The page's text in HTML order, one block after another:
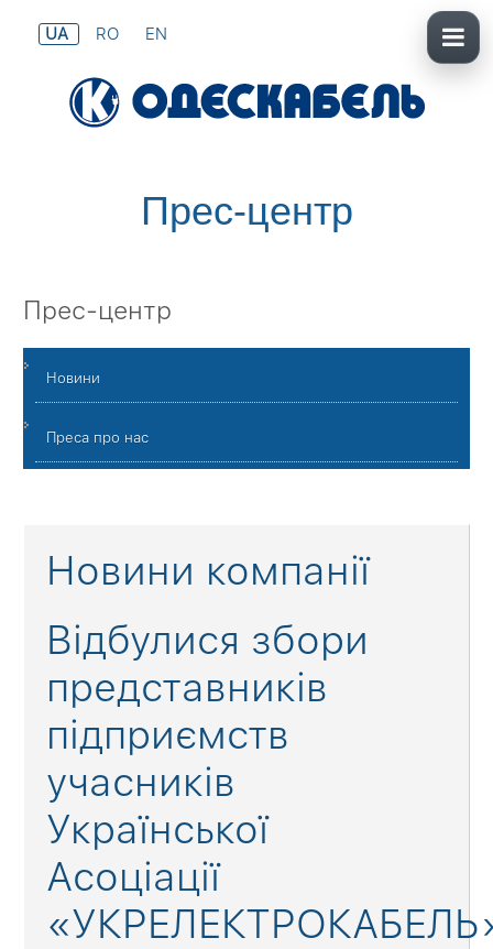
UA RO EN
Прес-центр
Прес-центр
Новини
Преса про нас
Новини компанії
Відбулися збори
представників
підприємств
учасників
Української
Асоціації